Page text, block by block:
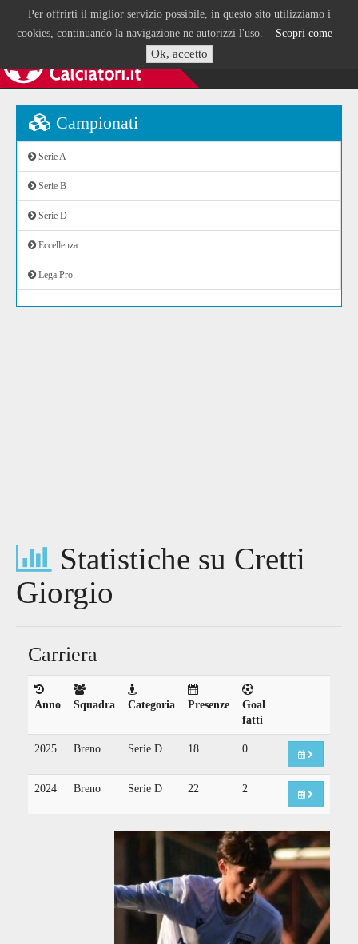
Per offrirti il miglior servizio possibile, in questo sito utilizziamo i
cookies, continuando la navigazione ne autorizzi l'uso. Scopri come
Ok, accetto
Campionati
Serie A
Serie B
Serie D
Eccellenza
Lega Pro
Statistiche su Cretti
Giorgio
Carriera
Anno Squadra Categoria Presenze
Goal
fatti
2025 Breno Serie D 18 0
2024 Breno Serie D 22 2